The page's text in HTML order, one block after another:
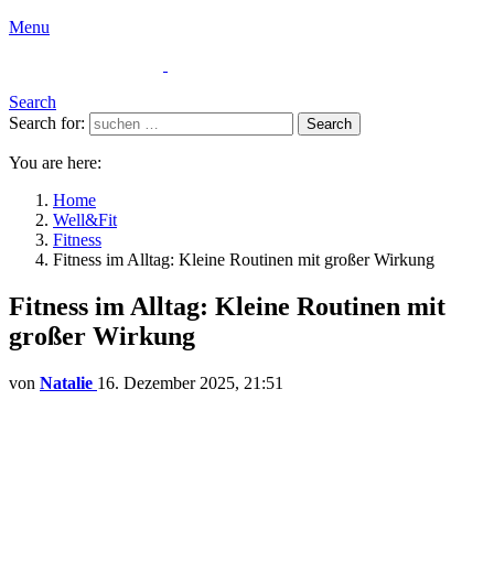
Menu
Search
Search for:
Search
You are here:
Home
Well&Fit
Fitness
Fitness im Alltag: Kleine Routinen mit großer Wirkung
Fitness im Alltag: Kleine Routinen mit
großer Wirkung
von Natalie 16. Dezember 2025, 21:51